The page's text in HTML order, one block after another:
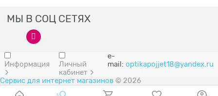
МЫ В СОЦ СЕТЯХ
Информация
Личный
кабинет
e-
mail: optikapojjet18@yandex.ru
Сервис для интернет магазинов © 2026